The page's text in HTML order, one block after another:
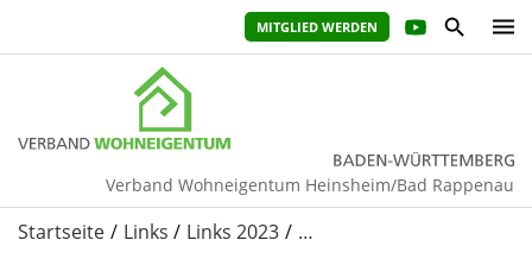
MITGLIED WERDEN
Verband Wohneigentum Heinsheim/Bad Rappenau
Startseite Links Links 2023 …